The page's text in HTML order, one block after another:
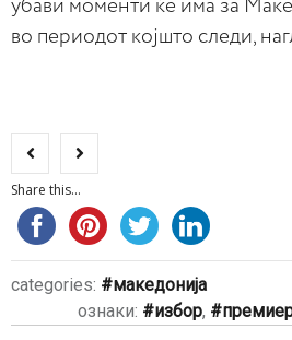
убави моменти ќе има за
во периодот којшто следи,
Share this...
categories:
македонија
ознаки:
избор,